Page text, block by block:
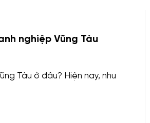
nghiệp Vũng Tàu
Tàu ở đâu? Hiện nay, nhu